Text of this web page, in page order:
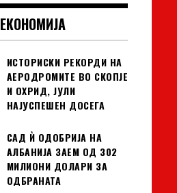
ЕКОНОМИЈА
ИСТОРИСКИ РЕКОРДИ НА
АЕРОДРОМИТЕ ВО СКОПЈЕ
И ОХРИД, ЈУЛИ
НАЈУСПЕШЕН ДОСЕГА
САД Ѝ ОДОБРИЈА НА
АЛБАНИЈА ЗАЕМ ОД 302
МИЛИОНИ ДОЛАРИ ЗА
ОДБРАНАТА